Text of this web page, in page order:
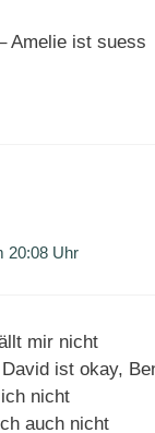
Amelie ist suess
20:08 Uhr
mir nicht
ist okay,
nicht
auch nicht